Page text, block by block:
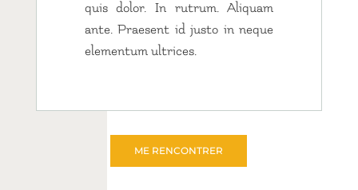
quis dolor. In rutrum. Aliquam
ante. Praesent id justo in neque
elementum ultrices.
ME RENCONTRER